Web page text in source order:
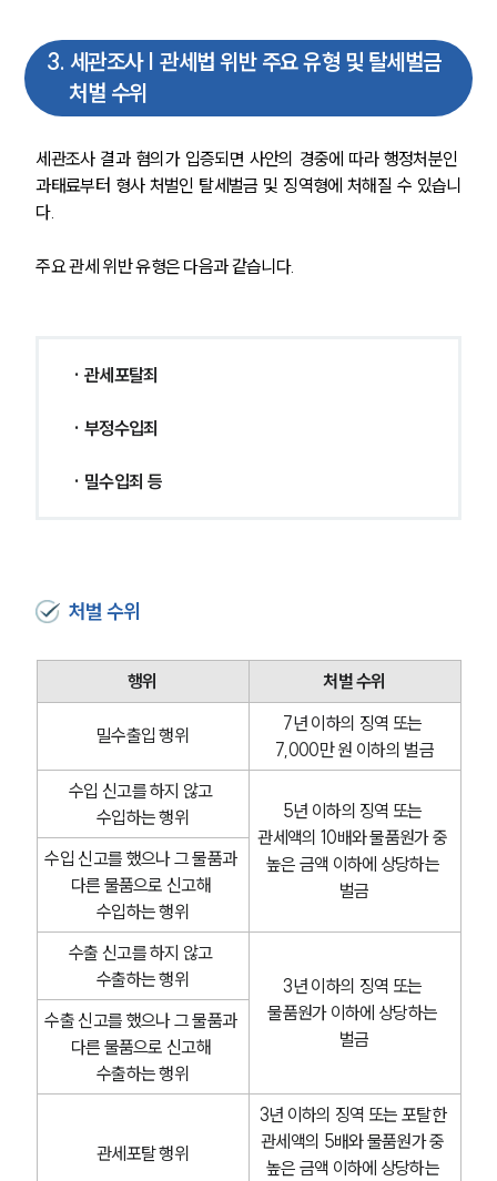
3. 세관조사 | 관세법 위반 주요 유형 및 탈세벌금
처벌 수위
세관조사 결과 혐의가 입증되면 사안의 경중에 따라 행정처분인
과태료부터 형사 처벌인 탈세벌금 및 징역형에 처해질 수 있습니
다.
주요 관세 위반 유형은 다음과 같습니다.
· 관세포탈죄
· 부정수입죄
· 밀수입죄 등
처벌 수위
행위 처벌 수위
밀수출입 행위
7년 이하의 징역 또는
7,000만 원 이하의 벌금
수입 신고를 하지 않고
수입하는 행위
5년 이하의 징역 또는
관세액의 10배와 물품원가 중
높은 금액 이하에 상당하는
벌금
수입 신고를 했으나 그 물품과
다른 물품으로 신고해
수입하는 행위
수출 신고를 하지 않고
수출하는 행위
3년 이하의 징역 또는
물품원가 이하에 상당하는
벌금
수출 신고를 했으나 그 물품과
다른 물품으로 신고해
수출하는 행위
관세포탈 행위
3년 이하의 징역 또는 포탈한
관세액의 5배와 물품원가 중
높은 금액 이하에 상당하는